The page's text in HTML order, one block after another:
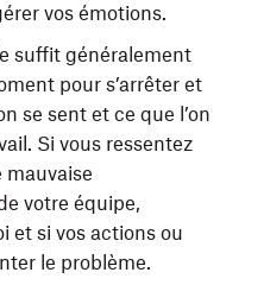
vos émotions.
suffit généralement
pour s’arrêter et
se sent et ce que l’on
Si vous ressentez
mauvaise
votre équipe,
et si vos actions ou
le problème.